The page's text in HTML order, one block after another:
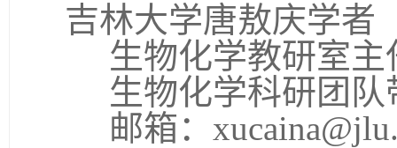
吉林大学唐敖庆学者
生物化学教研室主
生物化学科研团队
邮箱：